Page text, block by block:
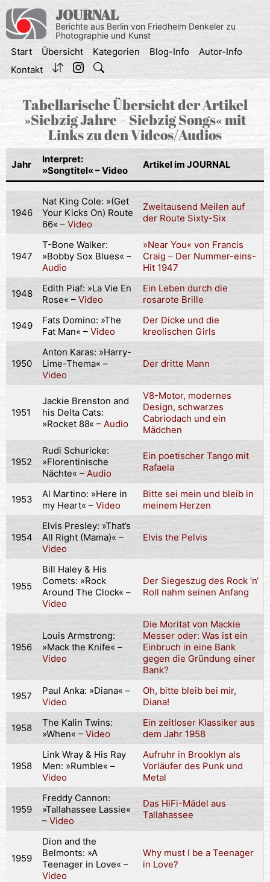
Inhalt
springen
JOURNAL
Berichte aus Berlin von Friedhelm Denkeler zu
Photographie und Kunst
Start Übersicht Kategorien Blog-Info
Autor-Info
Kontakt
Tabellarische Übersicht der Artikel
»Siebzig Jahre – Siebzig Songs« mit
Links zu den Videos/Audios
Jahr
Interpret:
»Songtitel«– Video
Artikel im JOURNAL
1946
Nat King Cole: »(Get
Your Kicks On) Route
66« – Video
Zweitausend Meilen auf
der Route Sixty-Six
1947
T-Bone Walker:
»Bobby Sox Blues« –
Audio
»Near You« von Francis
Craig – Der Nummer-eins-
Hit 1947
1948
Edith Piaf: »La Vie En
Rose« – Video
Ein Leben durch die
rosarote Brille
1949
Fats Domino: »The
Fat Man« – Video
Der Dicke und die
kreolischen Girls
1950
Anton Karas: »Harry-
Lime-Thema« –
Video
Der dritte Mann
1951
Jackie Brenston and
his Delta Cats:
»Rocket 88« – Audio
V8-Motor, modernes
Design, schwarzes
Cabriodach und ein
Mädchen
1952
Rudi Schuricke:
»Florentinische
Nächte« – Audio
Ein poetischer Tango mit
Rafaela
1953
Al Martino: »Here in
my Heart« – Video
Bitte sei mein und bleib in
meinem Herzen
1954
Elvis Presley: »That’s
All Right (Mama)« –
Video
Elvis the Pelvis
1955
Bill Haley & His
Comets: »Rock
Around The Clock« –
Video
Der Siegeszug des Rock ’n‘
Roll nahm seinen Anfang
1956
Louis Armstrong:
»Mack the Knife« –
Video
Die Moritat von Mackie
Messer oder: Was ist ein
Einbruch in eine Bank
gegen die Gründung einer
Bank?
1957
Paul Anka: »Diana« –
Video
Oh, bitte bleib bei mir,
Diana!
1958
The Kalin Twins:
»When« – Video
Ein zeitloser Klassiker aus
dem Jahr 1958
1958
Link Wray & His Ray
Men: »Rumble« –
Video
Aufruhr in Brooklyn als
Vorläufer des Punk und
Metal
1959
Freddy Cannon:
»Tallahassee Lassie«
– Video
Das HiFi-Mädel aus
Tallahassee
1959
Dion and the
Belmonts: »A
Teenager in Love« –
Video
Why must I be a Teenager
in Love?